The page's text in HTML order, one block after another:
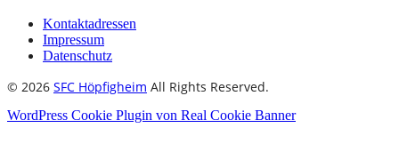
Kontaktadressen
Impressum
Datenschutz
© 2026 SFC Höpfigheim All Rights Reserved.
WordPress Cookie Plugin von Real Cookie Banner